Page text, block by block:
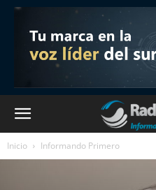
Inicio Informando Primero